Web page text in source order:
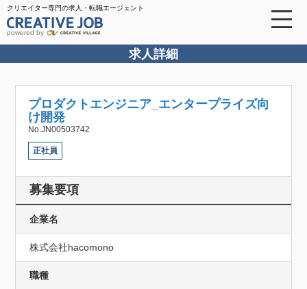
クリエイター専門の求人・転職エージェント
powered by
求人詳細
プロダクトエンジニア_エンタープライズ向
け開発
No.JN00503742
正社員
募集要項
企業名
株式会社hacomono
職種